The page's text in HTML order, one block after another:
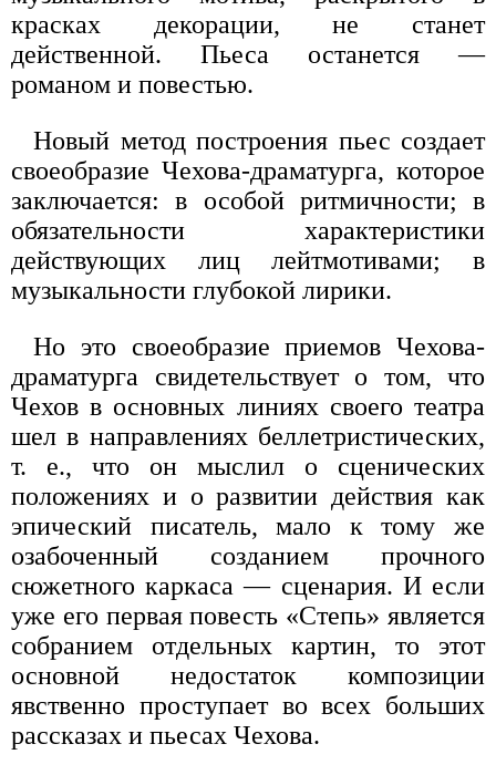
красках декорации, не станет
действенной. Пьеса останется —
романом и повестью.
Новый метод построения пьес создает
своеобразие Чехова-драматурга, которое
заключается: в особой ритмичности; в
обязательности характеристики
действующих лиц лейтмотивами; в
музыкальности глубокой лирики.
Но это своеобразие приемов Чехова-
драматурга свидетельствует о том, что
Чехов в основных линиях своего театра
шел в направлениях беллетристических,
т. е., что он мыслил о сценических
положениях и о развитии действия как
эпический писатель, мало к тому же
озабоченный созданием прочного
сюжетного каркаса — сценария. И если
уже его первая повесть «Степь» является
собранием отдельных картин, то этот
основной недостаток композиции
явственно проступает во всех больших
рассказах и пьесах Чехова.